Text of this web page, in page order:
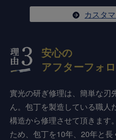
カスタ
安心の
アフターフォ
實光の研ぎ修理は、簡単な刃
ん。包丁を製造している職人
構造から修理させて頂きます
ため、包丁を10年、20年と